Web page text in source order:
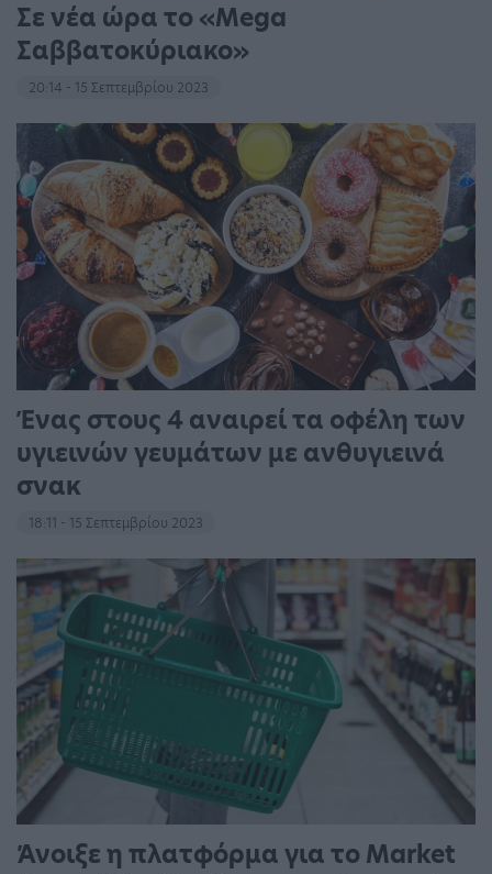
Σε νέα ώρα το «Mega
Σαββατοκύριακο»
20:14 - 15 Σεπτεμβρίου 2023
Ένας στους 4 αναιρεί τα οφέλη των
υγιεινών γευμάτων με ανθυγιεινά
σνακ
18:11 - 15 Σεπτεμβρίου 2023
Άνοιξε η πλατφόρμα για το Market